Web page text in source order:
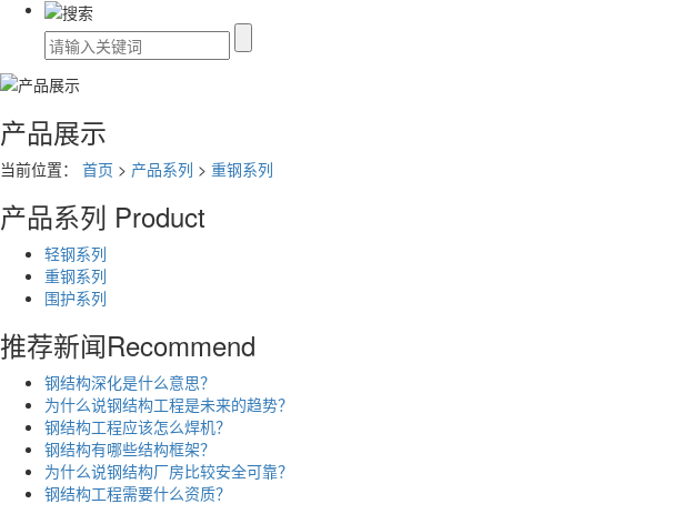
产品展示
当前位置： 首页 > 产品系列 > 重钢系列
产品系列 Product
轻钢系列
重钢系列
围护系列
推荐新闻Recommend
钢结构深化是什么意思？
为什么说钢结构工程是未来的趋势？
钢结构工程应该怎么焊机？
钢结构有哪些结构框架？
为什么说钢结构厂房比较安全可靠？
钢结构工程需要什么资质？